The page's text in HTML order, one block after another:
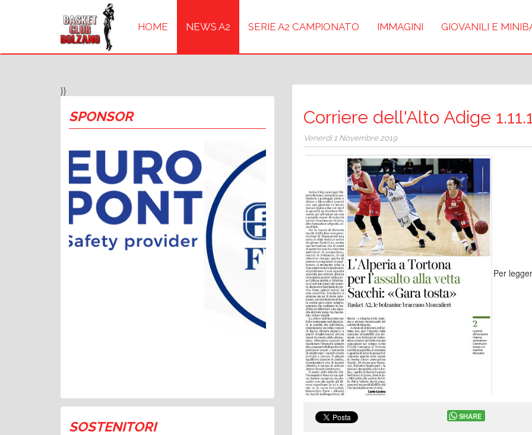
HOME NEWS A2 SERIE A2 CAMPIONATO IMMAGINI GIOVANILI E
}}
SPONSOR
SOSTENITORI
Corriere dell'Alto Adige
Venerdì 1 Novembre 2019
Per
SHARE